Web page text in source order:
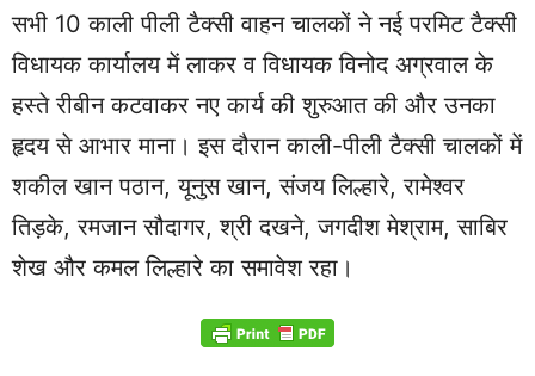
सभी 10 काली पीली टैक्सी वाहन चालकों ने नई परमिट टैक्सी
विधायक कार्यालय में लाकर व विधायक विनोद अग्रवाल के
हस्ते रीबीन कटवाकर नए कार्य की शुरुआत की और उनका
हृदय से आभार माना। इस दौरान काली-पीली टैक्सी चालकों में
शकील खान पठान, यूनुस खान, संजय लिल्हारे, रामेश्वर
तिड़के, रमजान सौदागर, श्री दखने, जगदीश मेश्राम, साबिर
शेख और कमल लिल्हारे का समावेश रहा।